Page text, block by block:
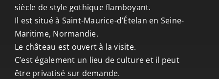
siècle de style gothique flamboyant.
Il est situé à Saint-Maurice-d’Ételan en Seine-
Maritime, Normandie.
Le château est ouvert à la visite.
C’est également un lieu de culture et il peut
être privatisé sur demande.